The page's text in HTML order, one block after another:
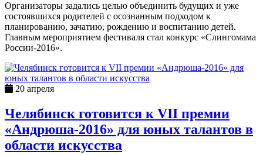
Организаторы задались целью объединить будущих и уже
состоявшихся родителей с осознанным подходом к
планированию, зачатию, рождению и воспитанию детей.
Главным мероприятием фестиваля стал конкурс «Слингомама
России-2016».
20 апреля
Челябинск готовится к VII премии
«Андрюша-2016» для юных талантов в
области искусства